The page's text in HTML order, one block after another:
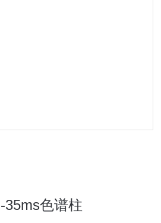
35ms色谱柱